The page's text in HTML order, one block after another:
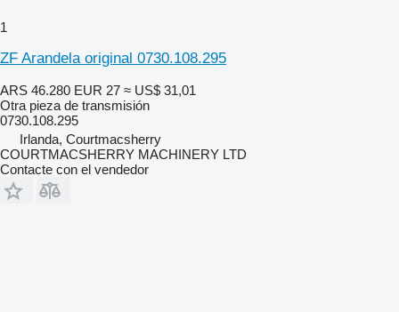
1
ZF Arandela original 0730.108.295
ARS 46.280 EUR 27 ≈ US$ 31,01
Otra pieza de transmisión
0730.108.295
Irlanda, Courtmacsherry
COURTMACSHERRY MACHINERY LTD
Contacte con el vendedor